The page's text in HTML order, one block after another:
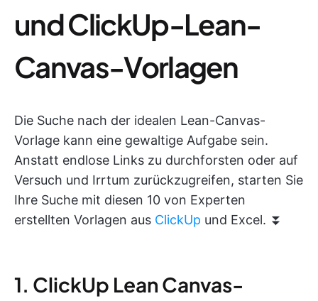
und ClickUp-Lean-
Canvas-Vorlagen
Die Suche nach der idealen Lean-Canvas-
Vorlage kann eine gewaltige Aufgabe sein.
Anstatt endlose Links zu durchforsten oder auf
Versuch und Irrtum zurückzugreifen, starten Sie
Ihre Suche mit diesen 10 von Experten
erstellten Vorlagen aus ClickUp und Excel. ⏬
1. ClickUp Lean Canvas-